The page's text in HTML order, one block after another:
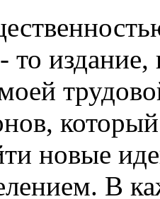
то
новые
В